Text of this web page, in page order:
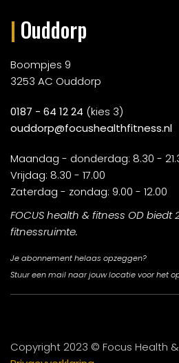
| Ouddorp
Boompjes 9
3253 AC Ouddorp
0187 - 64 12 24 (kies 3)
ouddorp@focushealthfitness.nl
Maandag - donderdag: 8.30 -
Vrijdag: 8.30 - 17.00
Zaterdag - zondag: 9.00 - 12.00
FOCUS health & fitness OD
fitnessruimte.
Je abonnement helaas opzeggen?
Stuur een mail naar jouw locatie voor het
Copyright 2023 © Focus Health